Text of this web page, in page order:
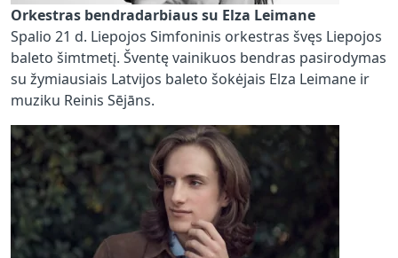
Orkestras bendradarbiaus su Elza Leimane
Spalio 21 d. Liepojos Simfoninis orkestras švęs Liepojos
baleto šimtmetį. Šventę vainikuos bendras pasirodymas
su žymiausiais Latvijos baleto šokėjais Elza Leimane ir
muziku Reinis Sējāns.